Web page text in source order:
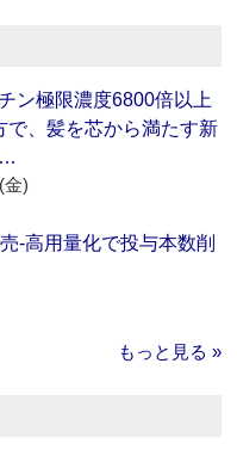
ン極限濃度6800倍以上
で、髪を芯から満たす新
…
金)
‐高用量化で投与本数削
もっと見る »